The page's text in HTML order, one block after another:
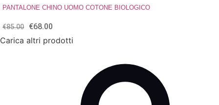
PANTALONE CHINO UOMO COTONE BIOLOGICO
€85.00
Il
prezzo
originale
€68.00
prezzo
Carica altri prodotti